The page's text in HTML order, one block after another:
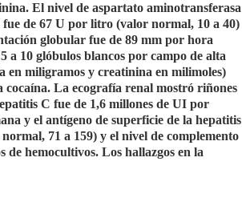
El nivel de aspartato aminotransferasa
de 67 U por litro (valor normal, 10 a 40)
globular fue de 89 mm por hora
a 10 glóbulos blancos por campo de alta
en miligramos y creatinina en milimoles)
La ecografía renal mostró riñones
C fue de 1,6 millones de UI por
y el antígeno de superficie de la hepatitis
71 a 159) y el nivel de complemento
hemocultivos. Los hallazgos en la